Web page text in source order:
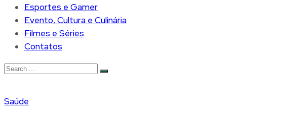
Esportes e Gamer
Evento, Cultura e Culinária
Filmes e Séries
Contatos
Saúde